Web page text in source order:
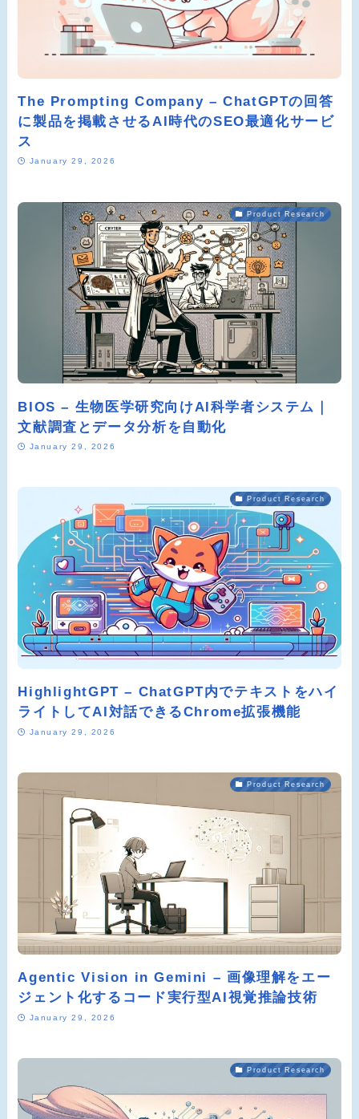
The Prompting Company – ChatGPTの回答
に製品を掲載させるAI時代のSEO最適化サービ
ス
January 29, 2026
Product Research
BIOS – 生物医学研究向けAI科学者システム｜
文献調査とデータ分析を自動化
January 29, 2026
Product Research
HighlightGPT – ChatGPT内でテキストをハイ
ライトしてAI対話できるChrome拡張機能
January 29, 2026
Product Research
Agentic Vision in Gemini – 画像理解をエー
ジェント化するコード実行型AI視覚推論技術
January 29, 2026
Product Research